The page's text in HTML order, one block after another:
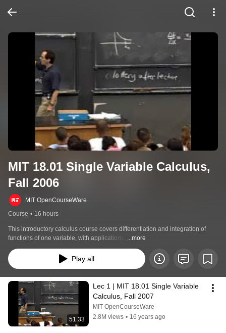
MIT 18.01 Single Variable Calculus,
Fall 2006
MIT OpenCourseWare
Course • 16 hours
This introductory calculus course covers differentiation and integration of
functions of one variable, with applications. ...more
Play all
51:33
Lec 1 | MIT 18.01 Single Variable
Calculus, Fall 2007
MIT OpenCourseWare
2.8M views • 16 years ago